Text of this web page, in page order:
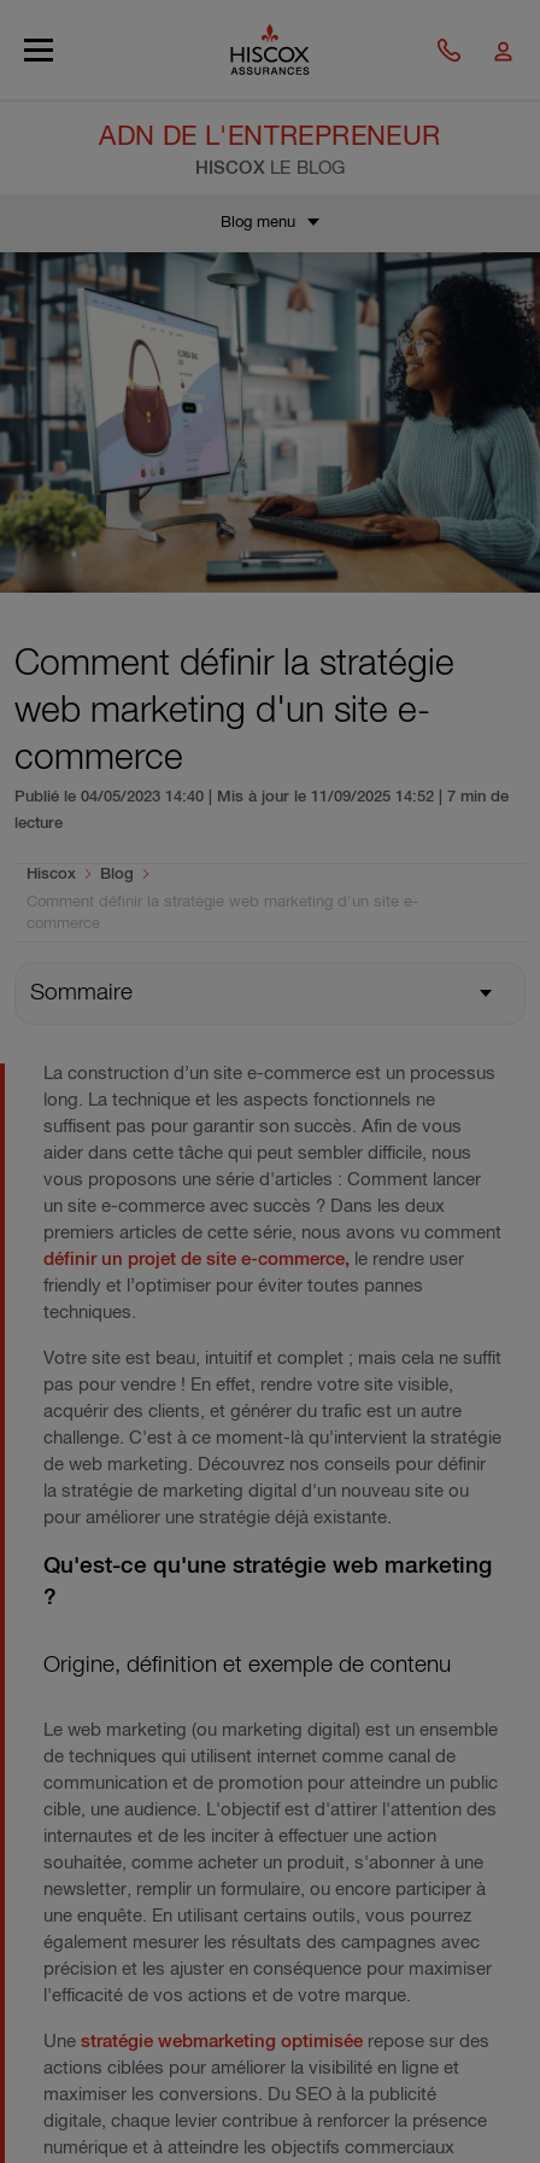
ADN DE L'ENTREPRENEUR
HISCOX LE BLOG
Blog menu
Comment définir la stratégie
web marketing d'un site e-
commerce
Publié le 04/05/2023 14:40 | Mis à jour le 11/09/2025 14:52
| 7 min de
lecture
You are here:
Hiscox
Blog
Comment définir la stratégie web marketing d'un site e-
commerce
Sommaire
La construction d’un site e-commerce est un processus
long. La technique et les aspects fonctionnels ne
suffisent pas pour garantir son succès. Afin de vous
aider dans cette tâche qui peut sembler difficile, nous
vous proposons une série d'articles : Comment lancer
un site e-commerce avec succès ? Dans les deux
premiers articles de cette série, nous avons vu comment
définir un projet de site e-commerce, le rendre user
friendly et l’optimiser pour éviter toutes pannes
techniques.
Votre site est beau, intuitif et complet ; mais cela ne suffit
pas pour vendre ! En effet, rendre votre site visible,
acquérir des clients, et générer du trafic est un autre
challenge. C'est à ce moment-là qu'intervient la stratégie
de web marketing. Découvrez nos conseils pour définir
la stratégie de marketing digital d'un nouveau site ou
pour améliorer une stratégie déjà existante.
Qu'est-ce qu'une stratégie web marketing
?
Origine, définition et exemple de contenu
Le web marketing (ou marketing digital) est un ensemble
de techniques qui utilisent internet comme canal de
communication et de promotion pour atteindre un public
cible, une audience. L'objectif est d'attirer l'attention des
internautes et de les inciter à effectuer une action
souhaitée, comme acheter un produit, s'abonner à une
newsletter, remplir un formulaire, ou encore participer à
une enquête. En utilisant certains outils, vous pourrez
également mesurer les résultats des campagnes avec
précision et les ajuster en conséquence pour maximiser
l'efficacité de vos actions et de votre marque.
Une stratégie webmarketing optimisée repose sur des
actions ciblées pour améliorer la visibilité en ligne et
maximiser les conversions. Du SEO à la publicité
digitale, chaque levier contribue à renforcer la présence
numérique et à atteindre les objectifs commerciaux